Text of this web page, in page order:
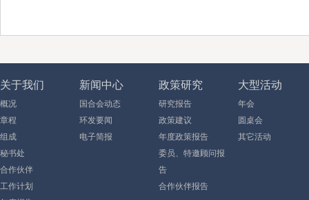
关于我们
概况
章程
组成
秘书处
合作伙伴
工作计划
新闻中心
国合会动态
环发要闻
电子简报
政策研究
研究报告
政策建议
年度政策报告
委员、特邀顾问报
告
合作伙伴报告
大型活动
年会
圆桌会
其它活动